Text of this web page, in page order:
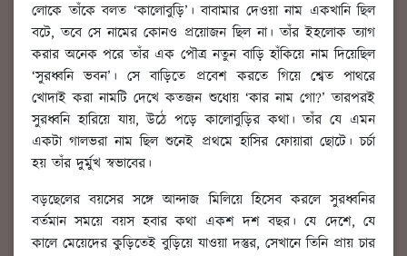
লোকে তাঁকে বলত ‘কালোবুড়ি’। বাবামার দেওয়া নাম একখানি ছিল
বটে, তবে সে নামের কোনও প্রয়োজন ছিল না। তাঁর ইহলোক ত্যাগ
করার অনেক পরে তাঁর এক পৌত্র নতুন বাড়ি হাঁকিয়ে নাম দিয়েছিল
‘সুরধ্বনি ভবন’। সে বাড়িতে প্রবেশ করতে গিয়ে শ্বেত পাথরে
খোদাই করা নামটি দেখে কতজন শুধোয় ‘কার নাম গো?’ তারপরই
সুরধ্বনি হারিয়ে যায়, উঠে পড়ে কালোবুড়ির কথা। তাঁর যে এমন
একটা গালভরা নাম ছিল শুনেই প্রথমে হাসির ফোয়ারা ছোটে। চর্চা
হয় তাঁর দুর্মুখ স্বভাবের।
বড়ছেলের বয়সের সঙ্গে আন্দাজ মিলিয়ে হিসেব করলে সুরধ্বনির
বর্তমান সময়ে বয়স হবার কথা একশ দশ বছর। যে দেশে, যে
কালে মেয়েদের কুড়িতেই বুড়িয়ে যাওয়া দস্তুর, সেখানে তিনি প্রায় চার